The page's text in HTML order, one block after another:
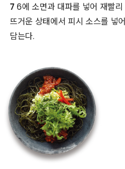
7 6에 소면과 대파를 넣어 재빨
뜨거운 상태에서 피시 소스를 넣
담는다.